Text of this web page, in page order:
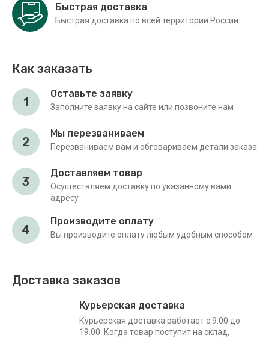
Быстрая доставка
Быстрая доставка по всей территории России
Как заказать
1
Оставьте заявку
Заполните заявку на сайте или позвоните нам
2
Мы перезваниваем
Перезваниваем вам и обговариваем детали заказа
3
Доставляем товар
Осуществляем доставку по указанному вами
адресу
4
Производите оплату
Вы производите оплату любым удобным способом
Доставка заказов
Курьерская доставка
Курьерская доставка работает с 9.00 до
19.00. Когда товар поступит на склад,